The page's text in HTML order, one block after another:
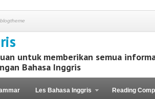
untuk memberikan semua
Bahasa Inggris
Les Bahasa Inggris Reading